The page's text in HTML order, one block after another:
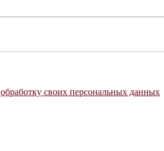
обработку своих персональных данных